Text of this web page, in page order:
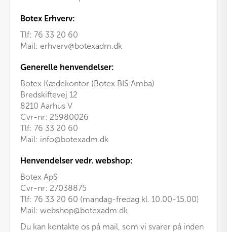
Botex Erhverv:
Tlf: 76 33 20 60
Mail: erhverv@botexadm.dk
Generelle henvendelser:
Botex Kædekontor (Botex BIS Amba)
Bredskiftevej 12
8210 Aarhus V
Cvr-nr: 25980026
Tlf: 76 33 20 60
Mail: info@botexadm.dk
Henvendelser vedr. webshop:
Botex ApS
Cvr-nr: 27038875
Tlf: 76 33 20 60 (mandag-fredag kl. 10.00-15.00)
Mail: webshop@botexadm.dk
Du kan kontakte os på mail, som vi svarer på inden